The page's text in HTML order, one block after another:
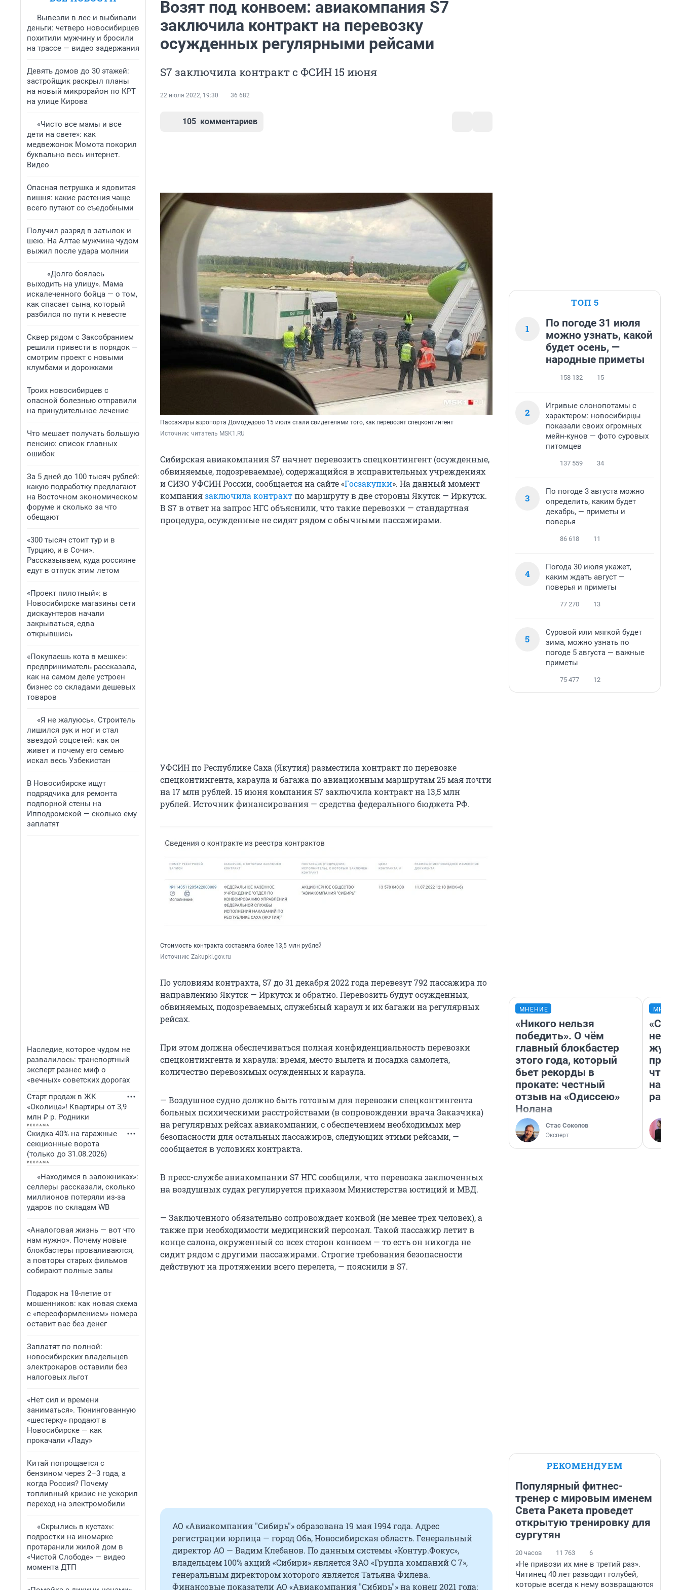
Вывезли в лес и выбивали
деньги: четверо новосибирцев
похитили мужчину и бросили
на трассе — видео задержания
Девять домов до 30 этажей:
застройщик раскрыл планы
на новый микрорайон по КРТ
на улице Кирова
«Чисто все мамы и все
дети на свете»: как
медвежонок Момота покорил
буквально весь интернет.
Видео
Опасная петрушка и ядовитая
вишня: какие растения чаще
всего путают со съедобными
Получил разряд в затылок и
шею. На Алтае мужчина чудом
выжил после удара молнии
«Долго боялась
выходить на улицу». Мама
искалеченного бойца — о том,
как спасает сына, который
разбился по пути к невесте
Сквер рядом с Заксобранием
решили привести в порядок —
смотрим проект с новыми
клумбами и дорожками
Троих новосибирцев с
опасной болезнью отправили
на принудительное лечение
Что мешает получать большую
пенсию: список главных
ошибок
За 5 дней до 100 тысяч рублей:
какую подработку предлагают
на Восточном экономическом
форуме и сколько за что
обещают
«300 тысяч стоит тур и в
Турцию, и в Сочи».
Рассказываем, куда россияне
едут в отпуск этим летом
«Проект пилотный»: в
Новосибирске магазины сети
дискаунтеров начали
закрываться, едва
открывшись
«Покупаешь кота в мешке»:
предприниматель рассказала,
как на самом деле устроен
бизнес со складами дешевых
товаров
«Я не жалуюсь». Строитель
лишился рук и ног и стал
звездой соцсетей: как он
живет и почему его семью
искал весь Узбекистан
В Новосибирске ищут
подрядчика для ремонта
подпорной стены на
Ипподромской — сколько ему
заплатят
Наследие, которое чудом не
развалилось: транспортный
эксперт разнес миф о
«вечных» советских дорогах
Старт продаж в ЖК
«Околица»! Квартиры от 3,9
млн ₽ р. Родники
Скидка 40% на гаражные
секционные ворота
(только до 31.08.2026)
«Находимся в заложниках»:
селлеры рассказали, сколько
миллионов потеряли из-за
ударов по складам WB
«Аналоговая жизнь — вот что
нам нужно». Почему новые
блокбастеры проваливаются,
а повторы старых фильмов
собирают полные залы
Подарок на 18-летие от
мошенников: как новая схема
с «переоформлением» номера
оставит вас без денег
Заплатят по полной:
новосибирских владельцев
электрокаров оставили без
налоговых льгот
«Нет сил и времени
заниматься». Тюнингованную
«шестерку» продают в
Новосибирске — как
прокачали «Ладу»
Китай попрощается с
бензином через 2–3 года, а
когда Россия? Почему
топливный кризис не ускорил
переход на электромобили
«Скрылись в кустах»:
подростки на иномарке
протаранили жилой дом в
«Чистой Слободе» — видео
момента ДТП
Возят под конвоем: авиакомпания S7
заключила контракт на перевозку
осужденных регулярными рейсами
S7 заключила контракт с ФСИН 15 июня
22 июля 2022, 19:30 36 682
105 комментариев
Пассажиры аэропорта Домодедово 15 июля стали свидетелями того, как перевозят спецконтингент
Источник: читатель MSK1.RU
Сибирская авиакомпания S7 начнет перевозить спецконтингент (осужденные,
обвиняемые, подозреваемые), содержащийся в исправительных учреждениях
и СИЗО УФСИН России, сообщается на сайте «Госзакупки». На данный момент
компаниязаключила контрактпо маршруту в две стороны Якутск — Иркутск.
В S7 в ответ на запрос НГС объяснили, что такие перевозки — стандартная
процедура, осужденные не сидят рядом с обычными пассажирами.
УФСИН по Республике Саха (Якутия) разместила контракт по перевозке
спецконтингента, караула и багажа по авиационным маршрутам 25 мая почти
на 17 млн рублей. 15 июня компания S7 заключила контракт на 13,5 млн
рублей. Источник финансирования — средства федерального бюджета РФ.
Стоимость контракта составила более 13,5 млн рублей
Источник: Zakupki.gov.ru
По условиям контракта, S7 до 31 декабря 2022 года перевезут 792 пассажира по
направлению Якутск — Иркутск и обратно. Перевозить будут осужденных,
обвиняемых, подозреваемых, служебный караул и их багажи на регулярных
рейсах.
При этом должна обеспечиваться полная конфиденциальность перевозки
спецконтингента и караула: время, место вылета и посадка самолета,
количество перевозимых осужденных и караула.
— Воздушное судно должно быть готовым для перевозки спецконтингента
больных психическими расстройствами (в сопровождении врача Заказчика)
на регулярных рейсах авиакомпании, с обеспечением необходимых мер
безопасности для остальных пассажиров, следующих этими рейсами, —
сообщается в условиях контракта.
В пресс-службе авиакомпании S7 НГС сообщили, что перевозка заключенных
на воздушных судах регулируется приказом Министерства юстиций и МВД.
— Заключенного обязательно сопровождает конвой (не менее трех человек), а
также при необходимости медицинский персонал. Такой пассажир летит в
конце салона, окруженный со всех сторон конвоем — то есть он никогда не
сидит рядом с другими пассажирами. Строгие требования безопасности
действуют на протяжении всего перелета, — пояснили в S7.
АО «Авиакомпания "Сибирь"» образована 19 мая 1994 года. Адрес
регистрации юрлица — город Обь, Новосибирская область. Генеральный
директор АО — Вадим Клебанов. По данным системы «Контур.Фокус»,
владельцем 100% акций «Сибири» является ЗАО «Группа компаний С 7»,
генеральным директором которого является Татьяна Филева.
Финансовые показатели АО «Авиакомпания "Сибирь"» на конец 2021 года:
ТОП 5
1
По погоде 31 июля
можно узнать, какой
будет осень, —
народные приметы
158 132 15
2
Игривые слонопотамы с
характером: новосибирцы
показали своих огромных
мейн-кунов — фото суровых
питомцев
137 559 34
3
По погоде 3 августа можно
определить, каким будет
декабрь, — приметы и
поверья
86 618 11
4
Погода 30 июля укажет,
каким ждать август —
поверья и приметы
77 270 13
5
Суровой или мягкой будет
зима, можно узнать по
погоде 5 августа — важные
приметы
75 477 12
МНЕНИЕ
«Никого нельзя
победить». О чём
главный блокбастер
этого года, который
бьет рекорды в
прокате: честный
отзыв на «Одиссею»
Нолана
Стас Соколов
Эксперт
на
ради
РЕКОМЕНДУЕМ
Популярный фитнес-
тренер с мировым именем
Света Ракета проведет
открытую тренировку для
сургутян
20 часов 11 763 6
«Не привози их мне в третий раз».
Читинец 40 лет разводит голубей,
которые всегда к нему возвращаются